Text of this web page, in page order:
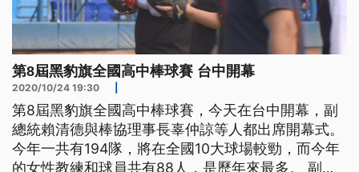
第8屆黑豹旗全國高中棒球賽 台中開幕
2020/10/24 19:30
第8屆黑豹旗全國高中棒球賽，今天在台中開幕，副
總統賴清德與棒協理事長辜仲諒等人都出席開幕式。
今年一共有194隊，將在全國10大球場較勁，而今年
的女性教練和球員共有88人，是歷年來最多。 副總